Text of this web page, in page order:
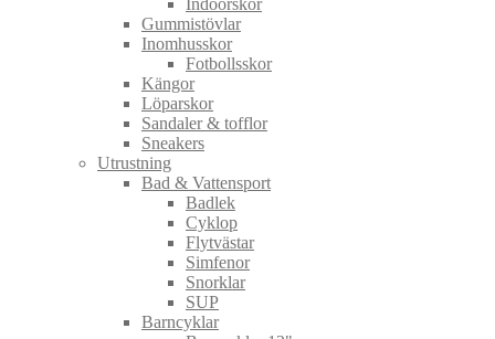
Indoorskor
Gummistövlar
Inomhusskor
Fotbollsskor
Kängor
Löparskor
Sandaler & tofflor
Sneakers
Utrustning
Bad & Vattensport
Badlek
Cyklop
Flytvästar
Simfenor
Snorklar
SUP
Barncyklar